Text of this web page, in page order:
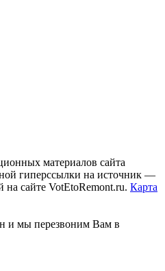
материалов сайта
гиперссылки на источник —
на сайте VotEtoRemont.ru. Карта
и мы перезвоним Вам в